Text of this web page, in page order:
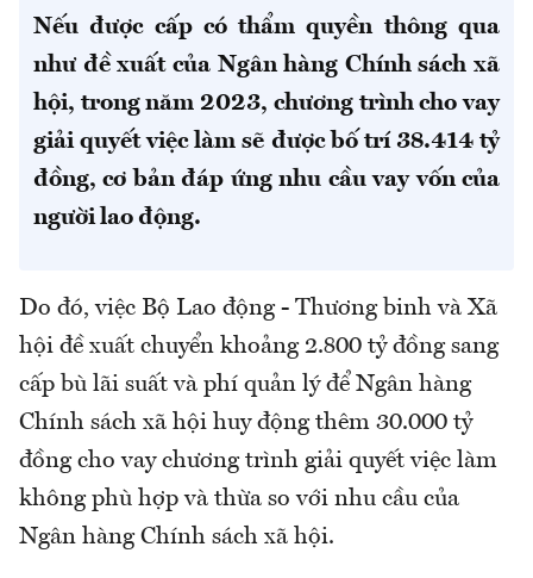
Nếu được cấp có thẩm quyền thông qua
như đề xuất của Ngân hàng Chính sách xã
hội, trong năm 2023, chương trình cho vay
giải quyết việc làm sẽ được bố trí 38.414 tỷ
đồng, cơ bản đáp ứng nhu cầu vay vốn của
người lao động.
Do đó, việc Bộ Lao động - Thương binh và Xã
hội đề xuất chuyển khoảng 2.800 tỷ đồng sang
cấp bù lãi suất và phí quản lý để Ngân hàng
Chính sách xã hội huy động thêm 30.000 tỷ
đồng cho vay chương trình giải quyết việc làm
không phù hợp và thừa so với nhu cầu của
Ngân hàng Chính sách xã hội.